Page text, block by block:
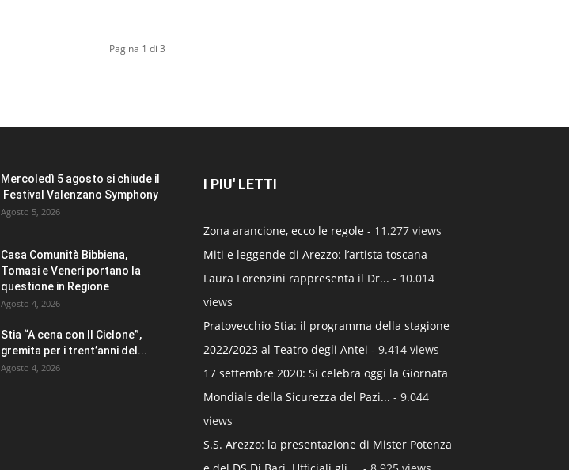
Pagina 1 di 3
Mercoledì 5 agosto si chiude il
Festival Valenzano Symphony
Agosto 5, 2026
Casa Comunità Bibbiena,
Tomasi e Veneri portano la
questione in Regione
Agosto 4, 2026
Stia “A cena con Il Ciclone”,
gremita per i trent’anni del...
Agosto 4, 2026
I PIU' LETTI
Zona arancione, ecco le regole - 11.277 views
Miti e leggende di Arezzo: l’artista toscana
Laura Lorenzini rappresenta il Dr... - 10.014
views
Pratovecchio Stia: il programma della stagione
2022/2023 al Teatro degli Antei - 9.414 views
17 settembre 2020: Si celebra oggi la Giornata
Mondiale della Sicurezza del Pazi... - 9.044
views
S.S. Arezzo: la presentazione di Mister Potenza